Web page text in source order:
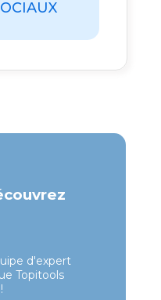
d'expert
Topitools